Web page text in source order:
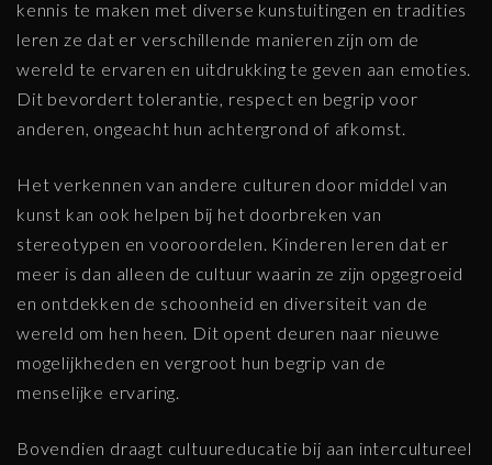
kennis te maken met diverse kunstuitingen en tradities
leren ze dat er verschillende manieren zijn om de
wereld te ervaren en uitdrukking te geven aan emoties.
Dit bevordert tolerantie, respect en begrip voor
anderen, ongeacht hun achtergrond of afkomst.
Het verkennen van andere culturen door middel van
kunst kan ook helpen bij het doorbreken van
stereotypen en vooroordelen. Kinderen leren dat er
meer is dan alleen de cultuur waarin ze zijn opgegroeid
en ontdekken de schoonheid en diversiteit van de
wereld om hen heen. Dit opent deuren naar nieuwe
mogelijkheden en vergroot hun begrip van de
menselijke ervaring.
Bovendien draagt cultuureducatie bij aan intercultureel